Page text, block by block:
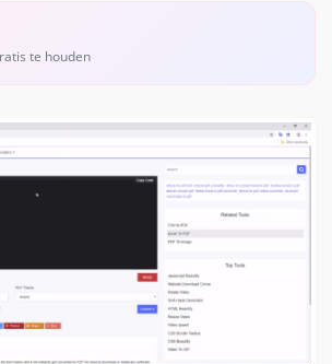
te houden